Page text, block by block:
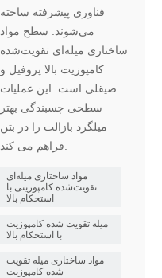
فناوری پیشرفته ساخته
می‌شوند. سطح مواد
ساختاری میله‌ای تقویت‌شده
کامپوزیت بالا پروفیل و
صیقلی است. این عملیات
سطحی چسبندگی بهتر
میلگرد بازالت را در بتن
مواد ساختاری میله‌ای
تقویت‌شده کامپوزیتی با
استحکام بالا
میله تقویت شده کامپوزیت
با استحکام بالا
مواد ساختاری میله تقویت
شده کامپوزیت